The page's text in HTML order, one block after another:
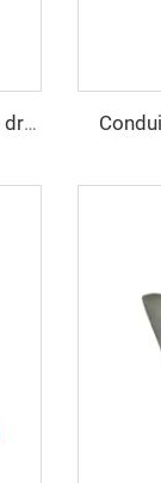
Conduit étanche aux liquides non métallique droit